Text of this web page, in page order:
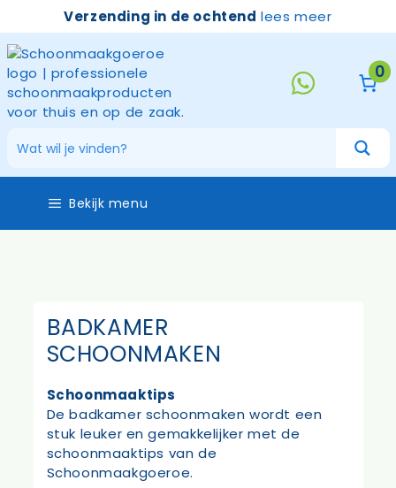
de
inhoud
Verzending in de ochtend lees meer
0
Bekijk menu
BADKAMER
SCHOONMAKEN
Schoonmaaktips
De badkamer schoonmaken wordt een
stuk leuker en gemakkelijker met de
schoonmaaktips van de
Schoonmaakgoeroe.